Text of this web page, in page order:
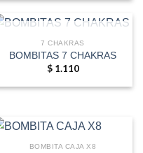
AGOTADO
7 CHAKRAS
BOMBITAS 7 CHAKRAS
$1.110
BOMBITA CAJA X8